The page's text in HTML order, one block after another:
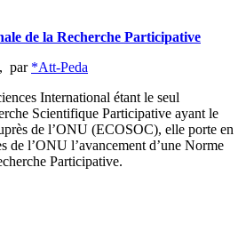
de la Recherche Participative
, par *Att-Peda
International étant le seul
Scientifique Participative ayant le
de l’ONU (ECOSOC), elle porte en
de l’ONU l’avancement d’une Norme
Participative.